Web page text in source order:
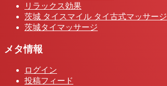
リラックス効果
茨城 タイスマイル タイ古式マッサージ
茨城タイマッサージ
メタ情報
ログイン
投稿フィード